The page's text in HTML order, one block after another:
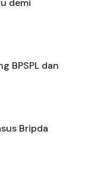
BPSPL dan
Bripda